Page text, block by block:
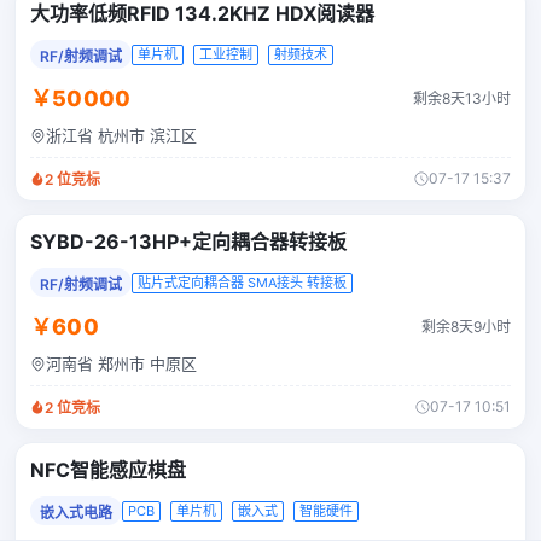
大功率低频RFID 134.2KHZ HDX阅读器
RF/射频调试 单片机 工业控制 射频技术
￥50000 剩余8天13小时
浙江省 杭州市 滨江区
2 位竞标 07-17 15:37
SYBD-26-13HP+定向耦合器转接板
RF/射频调试 贴片式定向耦合器 SMA接头 转接板
￥600 剩余8天9小时
河南省 郑州市 中原区
2 位竞标 07-17 10:51
NFC智能感应棋盘
嵌入式电路 PCB 单片机 嵌入式 智能硬件